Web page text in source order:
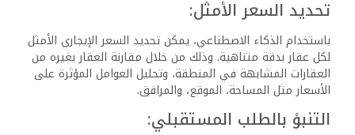
تحديد السعر الأمثل:
باستخدام الذكاء الاصطناعي، يمكن تحديد السعر الإيجاري الأمثل
لكل عقار بدقة متناهية. وذلك من خلال مقارنة العقار بغيره من
العقارات المشابهة في المنطقة، وتحليل العوامل المؤثرة على
الأسعار مثل المساحة، الموقع، والمرافق.
التنبؤ بالطلب المستقبلي: